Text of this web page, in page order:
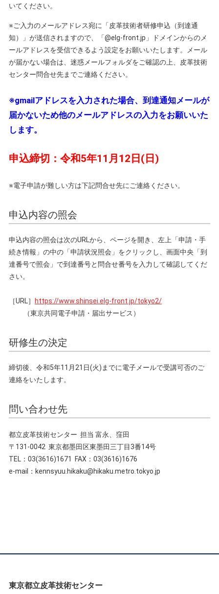
いてください。
※ご入力のメールアドレス宛に「皮革技術者研修申込（到達通
知）」が送信されますので、「@elg-front.jp」ドメインからのメ
ールアドレスを受信できるよう設定をお願いいたします。メール
が届かない場合は、迷惑メールフォルダをご確認の上、皮革技術
センター問合せ先までご連絡ください。
※gmailアドレスを入力された場合、到達通知メールが
届かないため他のメールアドレスの入力をお願いいた
します。
申込締切：令和5年11月12日(日)
※電子申請が難しい方は下記問合せ先にご連絡ください。
申込内容の照会
申込内容の照会は次のURLから、ページを開き、左上「申請・手
続き情報」の中の「申請状況照会」をクリックし、画面中央「到
達番号で照会」で到達番号と問合せ番号を入力して確認してくだ
さい。
［URL］
https://www.shinsei.elg-front.jp/tokyo2/
（東京共同電子申請・届出サービス）
研修生の決定
締切後、令和5年11月21日(火)までに電子メールで受講可否のご
連絡をいたします。
問い合わせ先
都立皮革技術センター 担当 富永、窪田
〒131-0042 東京都墨田区東墨田三丁目3番14号
TEL：03(3616)1671 FAX：03(3616)1676
e-mail：kennsyuu.hikaku@hikaku.metro.tokyo.jp
東京都立皮革技術センター